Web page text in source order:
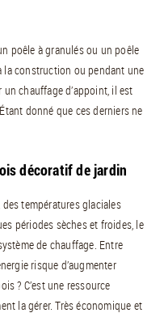
poêle à granulés ou un poêle
la construction ou pendant une
chauffage d’appoint, il est
donné que ces derniers ne
décoratif de jardin
températures glaciales
périodes sèches et froides, le
de chauffage. Entre
risque d’augmenter
? C’est une ressource
la gérer. Très économique et